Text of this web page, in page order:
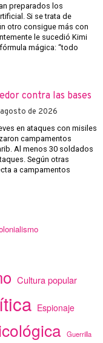
preparados los
Si se trata de
otro consigue más con
le sucedió Kimi
mágica: “todo
contra las bases
de 2026
en ataques con misiles
campamentos
Al menos 30 soldados
Según otras
a campamentos
Cultura popular
Espionaje
Guerrilla